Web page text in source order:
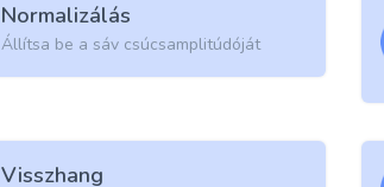
Normalizálás
Állítsa be a sáv csúcsamplitúdóját
Visszhang